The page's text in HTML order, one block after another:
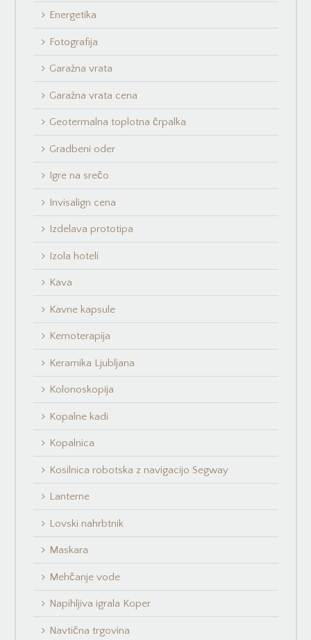
Energetika
Fotografija
Garažna vrata
Garažna vrata cena
Geotermalna toplotna črpalka
Gradbeni oder
Igre na srečo
Invisalign cena
Izdelava prototipa
Izola hoteli
Kava
Kavne kapsule
Kemoterapija
Keramika Ljubljana
Kolonoskopija
Kopalne kadi
Kopalnica
Kosilnica robotska z navigacijo Segway
Lanterne
Lovski nahrbtnik
Maskara
Mehčanje vode
Napihljiva igrala Koper
Navtična trgovina